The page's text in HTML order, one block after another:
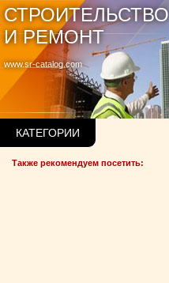
www.sr-catalog.com
СТРОИТЕЛЬСТВО
И РЕМОНТ
КАТЕГОРИИ
Также рекомендуем посетить: